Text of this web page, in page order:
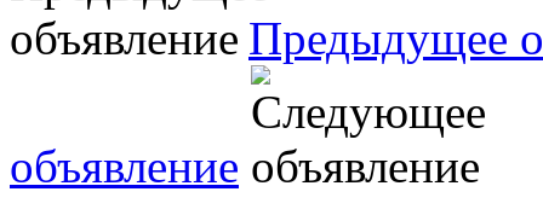
Предыдущее
объявление